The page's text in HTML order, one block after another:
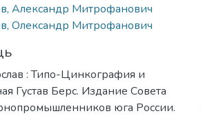
Александр Митрофанович
Олександр Митрофанович
: Типо-Цинкография и
Густав Берс. Издание Совета
юга России.